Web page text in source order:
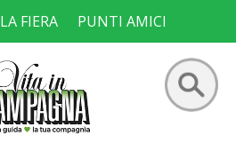
LA FIERA PUNTI AMICI